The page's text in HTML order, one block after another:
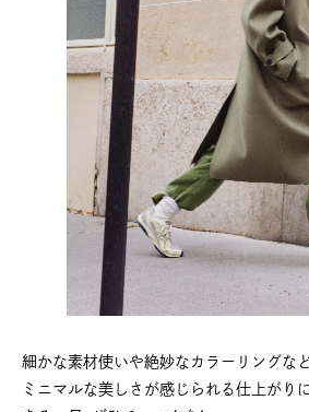
細かな素材使いや絶妙なカラーリングなど
ミニマルな美しさが感じられる仕上がり